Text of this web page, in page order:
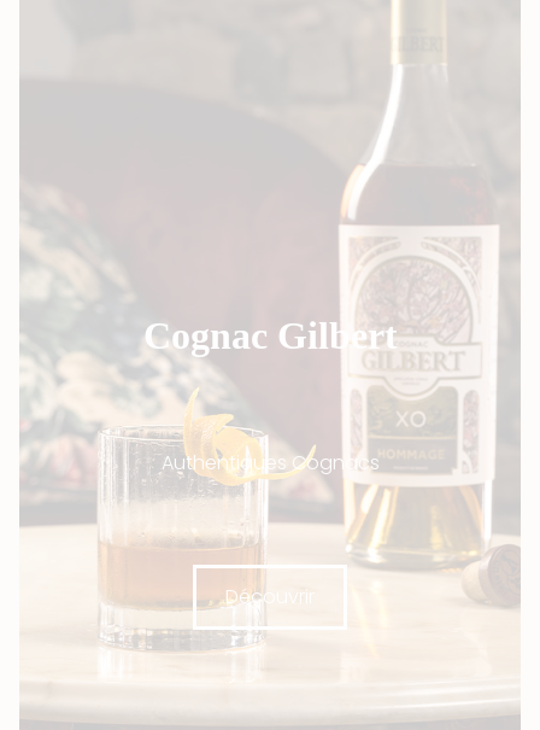
Cognac Gilbert
Authentiques Cognacs
Découvrir